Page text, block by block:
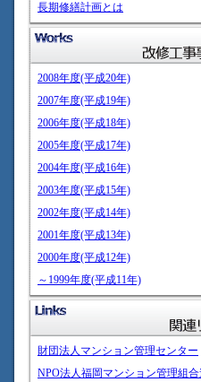
長期修繕計画とは
2008年度(平成20年)
2007年度(平成19年)
2006年度(平成18年)
2005年度(平成17年)
2004年度(平成16年)
2003年度(平成15年)
2002年度(平成14年)
2001年度(平成13年)
2000年度(平成12年)
～1999年度(平成11年)
財団法人マンション管理センター
NPO法人福岡マンション管理組